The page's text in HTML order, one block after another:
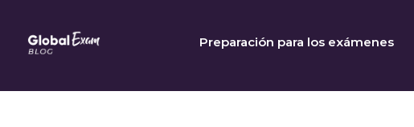
content
Preparación para los exámenes